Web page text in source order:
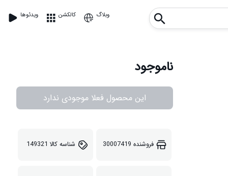
ویدئوها کالکشن وبلاگ
ناموجود
این محصول فعلا موجودی ندارد
فروشنده 30007419 شناسه کالا 149321